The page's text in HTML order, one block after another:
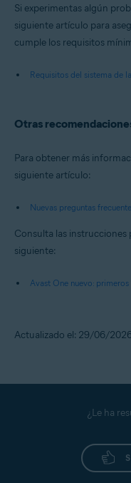
Si experimentas algún
siguiente artículo para
cumple los requisitos
Requisitos del sistema de
Otras
Para obtener más
siguiente artículo:
Nuevas preguntas
Consulta las instrucciones
siguiente:
Avast One nuevo: primeros
Actualizado el: 29/06/
¿Le ha